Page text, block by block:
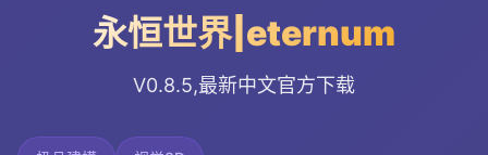
永恒世界|eternum
V0.8.5,最新中文官方下载